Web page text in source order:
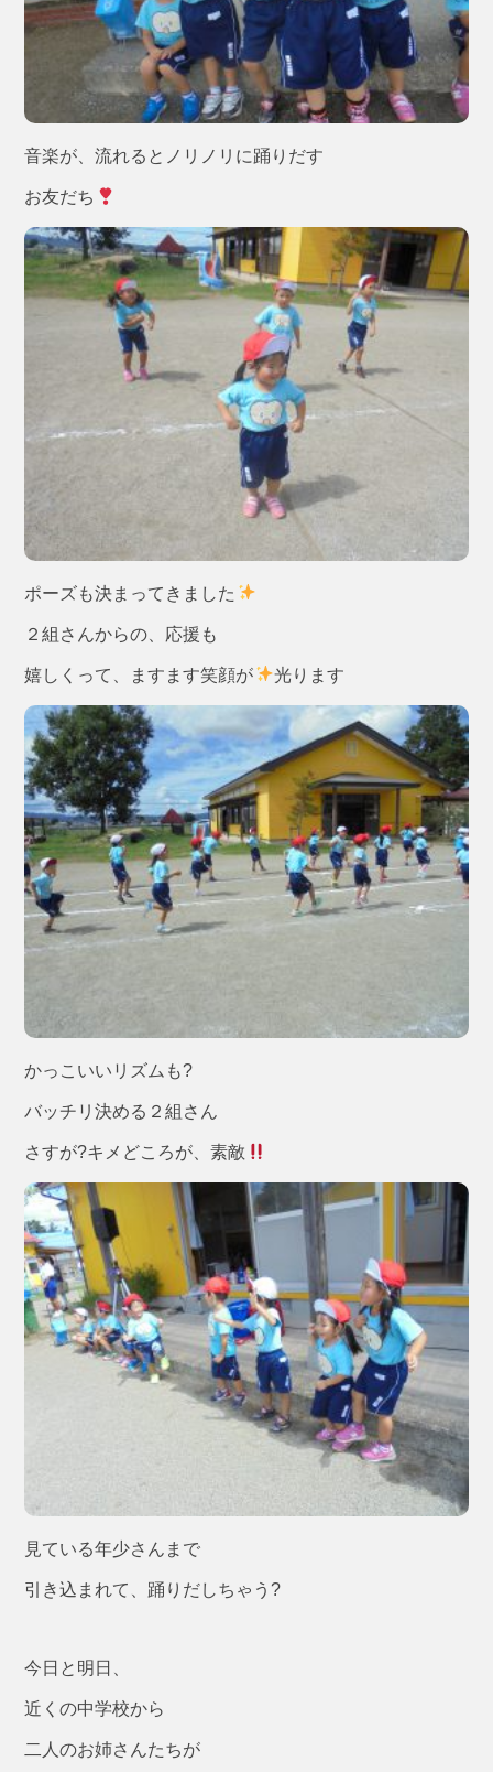
音楽が、流れるとノリノリに踊りだす
お友だち
ポーズも決まってきました
２組さんからの、応援も
嬉しくって、ますます笑顔が 光ります
かっこいいリズムも?
バッチリ決める２組さん
さすが?キメどころが、素敵
見ている年少さんまで
引き込まれて、踊りだしちゃう?
今日と明日、
近くの中学校から
二人のお姉さんたちが